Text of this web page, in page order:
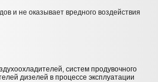
и не оказывает вредного воздействия
систем продувочного
дизелей в процессе эксплуатации